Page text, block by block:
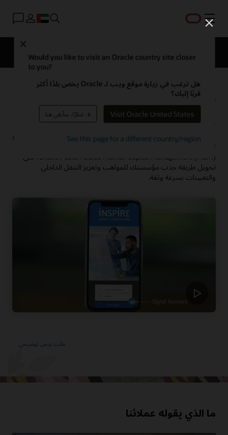
القائمة
Would you like to visit an Oracle country site closer
to you?
هل ترغب في زيارة موقع ويب لـ Oracle يخص بلدًا أكثر
قربًا إليك؟
Visit Oracle United States لا، شكرًا، سأبقى هنا
See this page for a different country/region
طلب عرض توضيحي
إعادة التفكير في التوظيف لمكان
العمل الجديد
لا يزال التوظيف يتراجع، لكن تحتاج إلى التكيف بسرعة لإيجاد طرق جديدة
Oracle Fusion Cloud Human Capital Management (HCM)، على
تحويل طريقة جذب مؤسستك للمواهب وتعزيز التنقل الداخلي
والتعيينات بسرعة وثقة.
ما الذي يقوله عملائنا